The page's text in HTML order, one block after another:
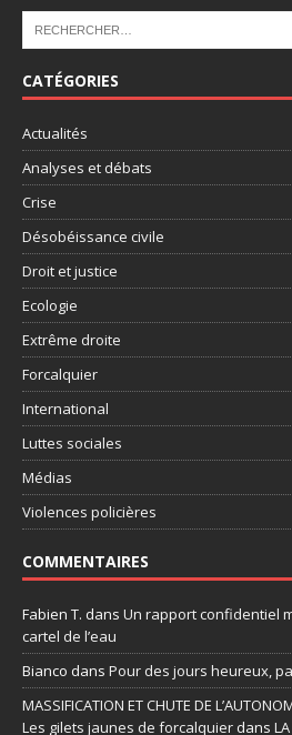
CATÉGORIES
Actualités
Analyses et débats
Crise
Désobéissance civile
Droit et justice
Ecologie
Extrême droite
Forcalquier
International
Luttes sociales
Médias
Violences policières
COMMENTAIRES
Fabien T. dans Un rapport confidentiel
cartel de l’eau
Bianco dans Pour des jours heureux,
MASSIFICATION ET CHUTE DE
Les gilets jaunes de forcalquier dans